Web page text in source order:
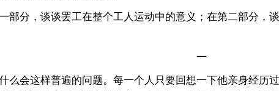
分，谈谈罢工在整个工人运动中的意义；在第二部分，
一
会这样普遍的问题。每一个人只要回想一下他亲身经历